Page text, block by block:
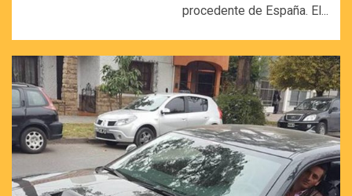
procedente de España. El...